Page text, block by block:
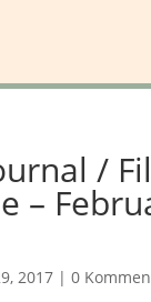
/
–
2017| 0